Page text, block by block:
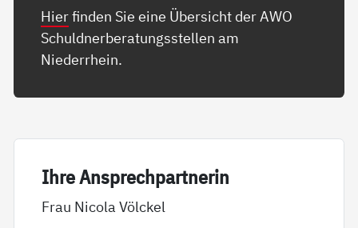
Hierfinden Sie eine Übersicht der AWO
Schuldnerberatungsstellen am
Niederrhein.
Ih­re An­sp­rech­part­ne­rin
Frau Nicola Völckel